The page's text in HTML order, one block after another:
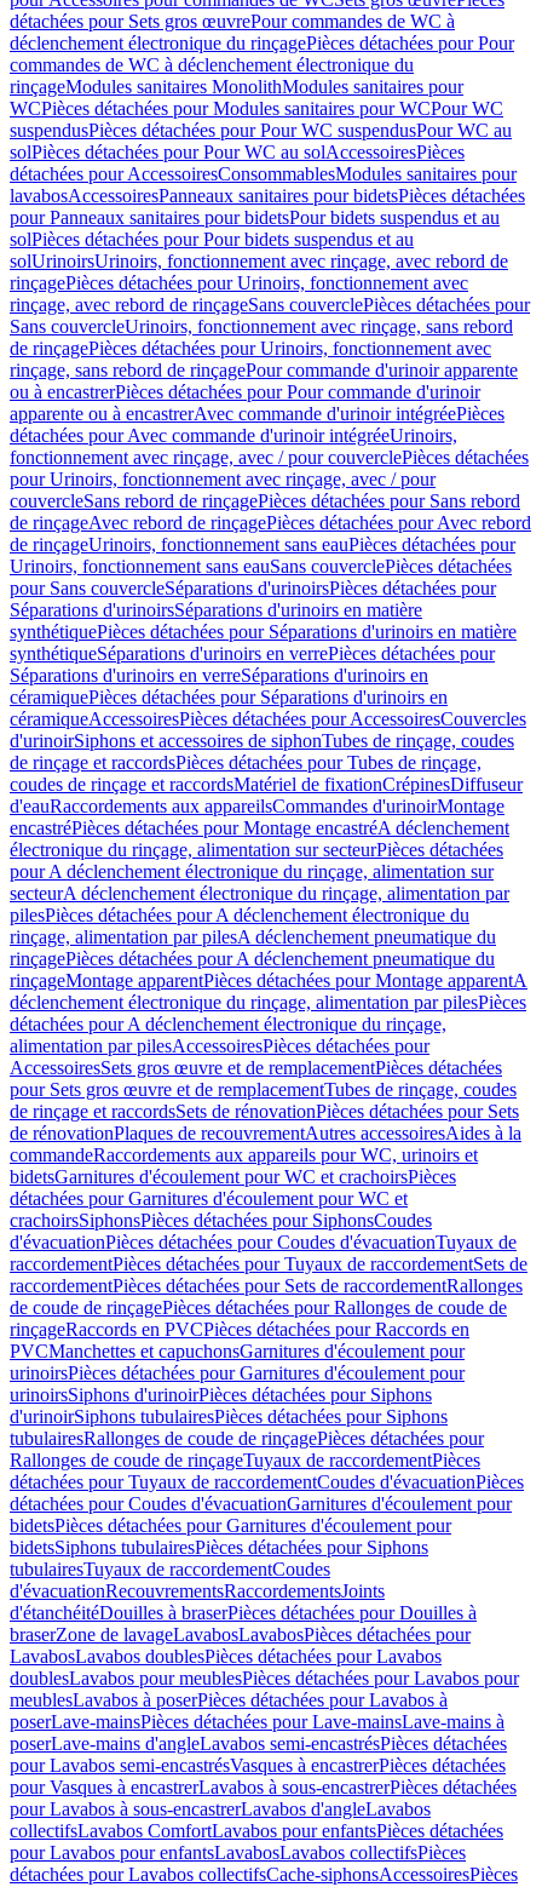
détachées pour Sets gros œuvrePour commandes de WC à
déclenchement électronique du rinçagePièces détachées pour Pour
commandes de WC à déclenchement électronique du
rinçageModules sanitaires MonolithModules sanitaires pour
WCPièces détachées pour Modules sanitaires pour WCPour WC
suspendusPièces détachées pour Pour WC suspendusPour WC au
solPièces détachées pour Pour WC au solAccessoiresPièces
détachées pour AccessoiresConsommablesModules sanitaires pour
lavabosAccessoiresPanneaux sanitaires pour bidetsPièces détachées
pour Panneaux sanitaires pour bidetsPour bidets suspendus et au
solPièces détachées pour Pour bidets suspendus et au
solUrinoirsUrinoirs, fonctionnement avec rinçage, avec rebord de
rinçagePièces détachées pour Urinoirs, fonctionnement avec
rinçage, avec rebord de rinçageSans couverclePièces détachées pour
Sans couvercleUrinoirs, fonctionnement avec rinçage, sans rebord
de rinçagePièces détachées pour Urinoirs, fonctionnement avec
rinçage, sans rebord de rinçagePour commande d'urinoir apparente
ou à encastrerPièces détachées pour Pour commande d'urinoir
apparente ou à encastrerAvec commande d'urinoir intégréePièces
détachées pour Avec commande d'urinoir intégréeUrinoirs,
fonctionnement avec rinçage, avec / pour couverclePièces détachées
pour Urinoirs, fonctionnement avec rinçage, avec / pour
couvercleSans rebord de rinçagePièces détachées pour Sans rebord
de rinçageAvec rebord de rinçagePièces détachées pour Avec rebord
de rinçageUrinoirs, fonctionnement sans eauPièces détachées pour
Urinoirs, fonctionnement sans eauSans couverclePièces détachées
pour Sans couvercleSéparations d'urinoirsPièces détachées pour
Séparations d'urinoirsSéparations d'urinoirs en matière
synthétiquePièces détachées pour Séparations d'urinoirs en matière
synthétiqueSéparations d'urinoirs en verrePièces détachées pour
Séparations d'urinoirs en verreSéparations d'urinoirs en
céramiquePièces détachées pour Séparations d'urinoirs en
céramiqueAccessoiresPièces détachées pour AccessoiresCouvercles
d'urinoirSiphons et accessoires de siphonTubes de rinçage, coudes
de rinçage et raccordsPièces détachées pour Tubes de rinçage,
coudes de rinçage et raccordsMatériel de fixationCrépinesDiffuseur
d'eauRaccordements aux appareilsCommandes d'urinoirMontage
encastréPièces détachées pour Montage encastréA déclenchement
électronique du rinçage, alimentation sur secteurPièces détachées
pour A déclenchement électronique du rinçage, alimentation sur
secteurA déclenchement électronique du rinçage, alimentation par
pilesPièces détachées pour A déclenchement électronique du
rinçage, alimentation par pilesA déclenchement pneumatique du
rinçagePièces détachées pour A déclenchement pneumatique du
rinçageMontage apparentPièces détachées pour Montage apparentA
déclenchement électronique du rinçage, alimentation par pilesPièces
détachées pour A déclenchement électronique du rinçage,
alimentation par pilesAccessoiresPièces détachées pour
AccessoiresSets gros œuvre et de remplacementPièces détachées
pour Sets gros œuvre et de remplacementTubes de rinçage, coudes
de rinçage et raccordsSets de rénovationPièces détachées pour Sets
de rénovationPlaques de recouvrementAutres accessoiresAides à la
commandeRaccordements aux appareils pour WC, urinoirs et
bidetsGarnitures d'écoulement pour WC et crachoirsPièces
détachées pour Garnitures d'écoulement pour WC et
crachoirsSiphonsPièces détachées pour SiphonsCoudes
d'évacuationPièces détachées pour Coudes d'évacuationTuyaux de
raccordementPièces détachées pour Tuyaux de raccordementSets de
raccordementPièces détachées pour Sets de raccordementRallonges
de coude de rinçagePièces détachées pour Rallonges de coude de
rinçageRaccords en PVCPièces détachées pour Raccords en
PVCManchettes et capuchonsGarnitures d'écoulement pour
urinoirsPièces détachées pour Garnitures d'écoulement pour
urinoirsSiphons d'urinoirPièces détachées pour Siphons
d'urinoirSiphons tubulairesPièces détachées pour Siphons
tubulairesRallonges de coude de rinçagePièces détachées pour
Rallonges de coude de rinçageTuyaux de raccordementPièces
détachées pour Tuyaux de raccordementCoudes d'évacuationPièces
détachées pour Coudes d'évacuationGarnitures d'écoulement pour
bidetsPièces détachées pour Garnitures d'écoulement pour
bidetsSiphons tubulairesPièces détachées pour Siphons
tubulairesTuyaux de raccordementCoudes
d'évacuationRecouvrementsRaccordementsJoints
d'étanchéitéDouilles à braserPièces détachées pour Douilles à
braserZone de lavageLavabosLavabosPièces détachées pour
LavabosLavabos doublesPièces détachées pour Lavabos
doublesLavabos pour meublesPièces détachées pour Lavabos pour
meublesLavabos à poserPièces détachées pour Lavabos à
poserLave-mainsPièces détachées pour Lave-mainsLave-mains à
poserLave-mains d'angleLavabos semi-encastrésPièces détachées
pour Lavabos semi-encastrésVasques à encastrerPièces détachées
pour Vasques à encastrerLavabos à sous-encastrerPièces détachées
pour Lavabos à sous-encastrerLavabos d'angleLavabos
collectifsLavabos ComfortLavabos pour enfantsPièces détachées
pour Lavabos pour enfantsLavabosLavabos collectifsPièces
détachées pour Lavabos collectifsCache-siphonsAccessoiresPièces